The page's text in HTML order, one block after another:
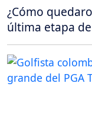
¿Cómo
última etapa